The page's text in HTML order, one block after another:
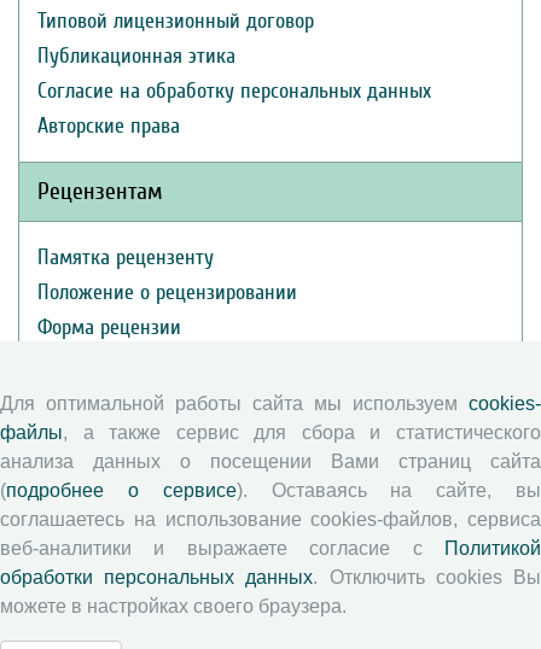
Типовой лицензионный договор
Публикационная этика
Согласие на обработку персональных данных
Авторские права
Рецензентам
Памятка рецензенту
Положение о рецензировании
Форма рецензии
Журналы ВолНЦ РАН
Экономические и социальные перемены
Проблемы развития территории
Вопросы территориального развития
Социальное пространство
Юный экономист
Для оптимальной работы сайта мы используем cookies-
файлы, а также сервис для сбора и статистического
анализа данных о посещении Вами страниц сайта
(подробнее о сервисе). Оставаясь на сайте, вы
соглашаетесь на использование cookies-файлов, сервиса
веб-аналитики и выражаете согласие с
Политикой
обработки персональных данных. Отключить cookies Вы
можете в настройках своего браузера.